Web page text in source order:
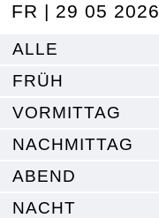
FR | 29 05 2026
ALLE
FRÜH
VORMITTAG
NACHMITTAG
ABEND
NACHT